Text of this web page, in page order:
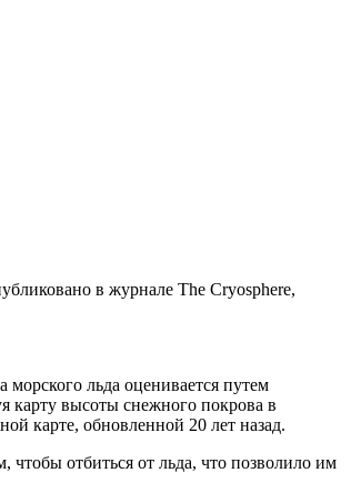
в журнале The Cryosphere,
льда оценивается путем
карту высоты снежного покрова в
карте, обновленной 20 лет назад.
чтобы отбиться от льда, что позволило им